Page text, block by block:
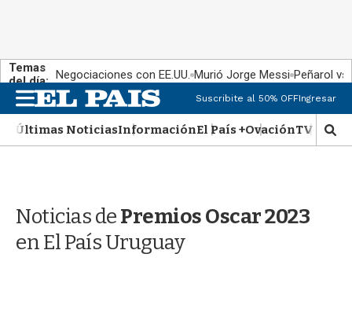
Temas
del día: Negociaciones con EE.UU. Murió Jorge Messi Peñarol
M
e
n
u
Suscribite al 50% OFFIngresar
Últimas NoticiasInformaciónEl País +OvaciónTV Show
M
o
Noticias dePremios Oscar 2023
en El País Uruguay